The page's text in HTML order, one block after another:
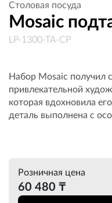
Столовая посуда
Mosaic
LP-1300-TA-CP
Набор Mosaic получил
привлекательной
которая вдохновила
деталь выполнена с
Розничная цена
60 480 ₸